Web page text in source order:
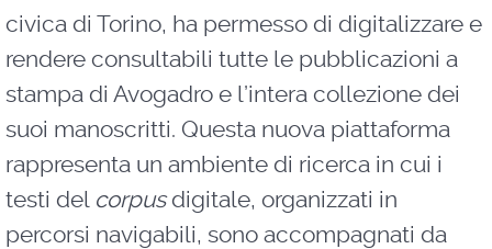
civica di Torino, ha permesso di digitalizzare e
rendere consultabili tutte le pubblicazioni a
stampa di Avogadro e l’intera collezione dei
suoi manoscritti. Questa nuova piattaforma
rappresenta un ambiente di ricerca in cui i
testi del corpusdigitale, organizzati in
percorsi navigabili, sono accompagnati da